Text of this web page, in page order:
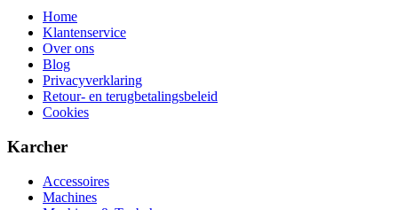
Home
Klantenservice
Over ons
Blog
Privacyverklaring
Retour- en terugbetalingsbeleid
Cookies
Karcher
Accessoires
Machines